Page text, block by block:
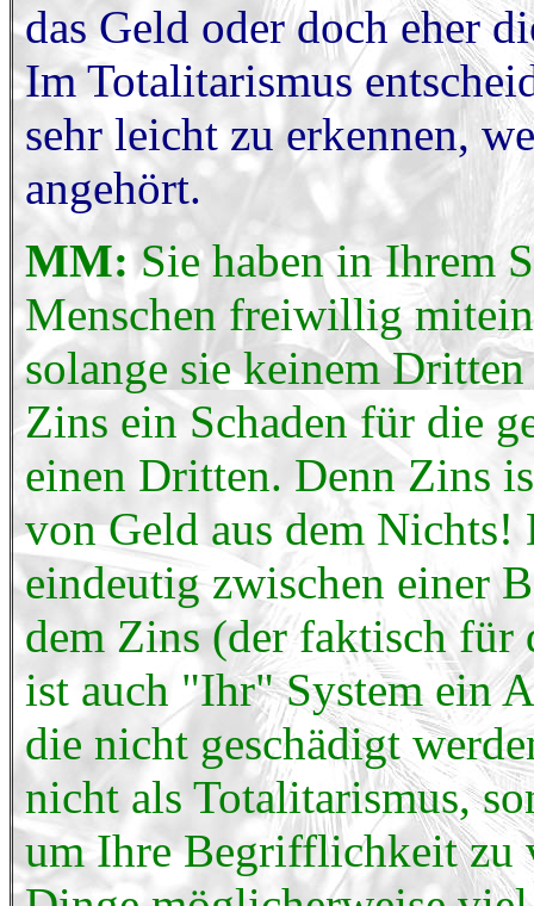
das Geld oder doch eher
Im Totalitarismus
sehr leicht zu erkennen,
angehört.
MM:Sie haben in Ihrem
Menschen freiwillig
solange sie keinem
Zins ein Schaden für die
einen Dritten. Denn Zins
von Geld aus dem Nichts!
eindeutig zwischen einer
dem Zins (der faktisch für
ist auch "Ihr" System ein
die nicht geschädigt
nicht als Totalitarismus,
um Ihre Begrifflichkeit zu